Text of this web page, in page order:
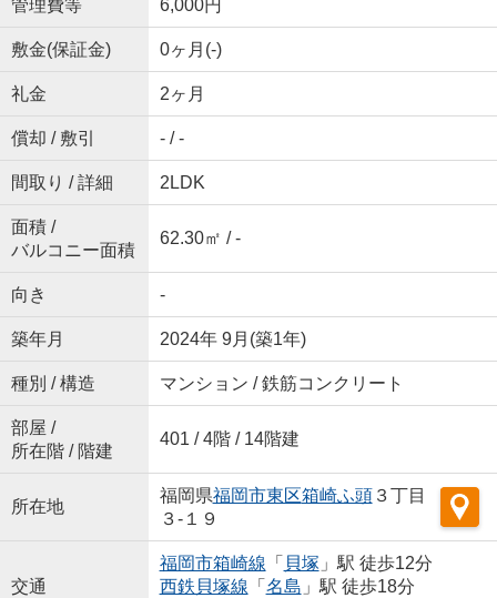
管理費等 6,000円
敷金(保証金) 0ヶ月(-)
礼金 2ヶ月
償却 / 敷引 - / -
間取り / 詳細 2LDK
面積 /
バルコニー面積
62.30㎡ / -
向き -
築年月 2024年 9月(築1年)
種別 / 構造 マンション / 鉄筋コンクリート
部屋 /
所在階 / 階建
401 / 4階 / 14階建
所在地
福岡県福岡市東区箱崎ふ頭３丁目
３-１９
交通
福岡市箱崎線 「 貝塚 」駅 徒歩12分
西鉄貝塚線 「 名島 」駅 徒歩18分